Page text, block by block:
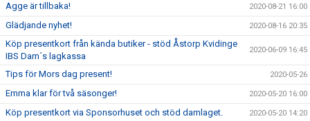
Agge är tillbaka! 2020-08-21 16:00
Glädjande nyhet! 2020-08-16 20:35
Köp presentkort från kända butiker - stöd Åstorp Kvidinge
IBS Dam´s lagkassa
2020-06-09 16:45
Tips för Mors dag present! 2020-05-26
Emma klar för två säsonger! 2020-05-20 16:00
Köp presentkort via Sponsorhuset och stöd damlaget. 2020-05-20 14:20